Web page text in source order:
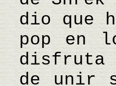
dio que
pop en
disfruta
de unir